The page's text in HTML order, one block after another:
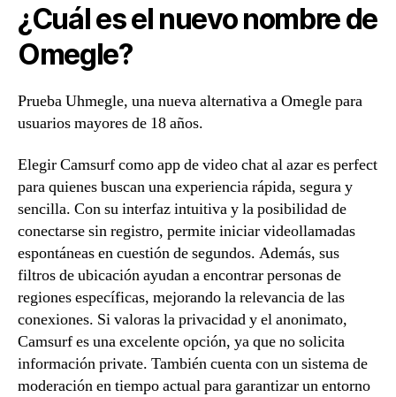
¿Cuál es el nuevo nombre de
Omegle?
Prueba Uhmegle, una nueva alternativa a Omegle para
usuarios mayores de 18 años.
Elegir Camsurf como app de video chat al azar es perfect
para quienes buscan una experiencia rápida, segura y
sencilla. Con su interfaz intuitiva y la posibilidad de
conectarse sin registro, permite iniciar videollamadas
espontáneas en cuestión de segundos. Además, sus
filtros de ubicación ayudan a encontrar personas de
regiones específicas, mejorando la relevancia de las
conexiones. Si valoras la privacidad y el anonimato,
Camsurf es una excelente opción, ya que no solicita
información private. También cuenta con un sistema de
moderación en tiempo actual para garantizar un entorno